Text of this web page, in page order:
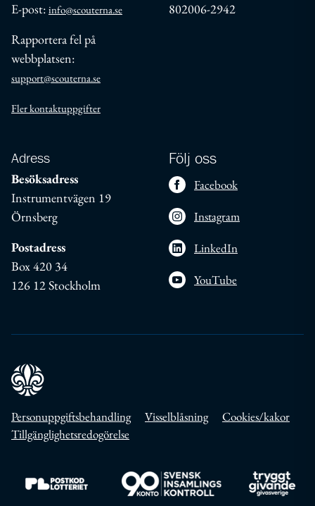
E-post: info@scouterna.se
Rapportera fel på
webbplatsen:
support@scouterna.se
Fler kontaktuppgifter
802006-2942
Adress
Besöksadress
Instrumentvägen 19
Örnsberg
Postadress
Box 420 34
126 12 Stockholm
Följ oss
Facebook
Instagram
LinkedIn
YouTube
Personuppgiftsbehandling Visselblåsning
Cookies/kakor
Tillgänglighetsredogörelse
Till https://www.postkodlotteriet.se/Till https://www.insamlingskontroll.se/
Till https://